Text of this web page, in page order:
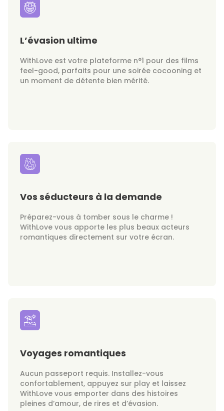
L’évasion ultime
WithLove est votre plateforme n°1 pour des films
feel-good, parfaits pour une soirée cocooning et
un moment de détente bien mérité.
Vos séducteurs à la demande
Préparez-vous à tomber sous le charme !
WithLove vous apporte les plus beaux acteurs
romantiques directement sur votre écran.
Voyages romantiques
Aucun passeport requis. Installez-vous
confortablement, appuyez sur play et laissez
WithLove vous emporter dans des histoires
pleines d’amour, de rires et d’évasion.